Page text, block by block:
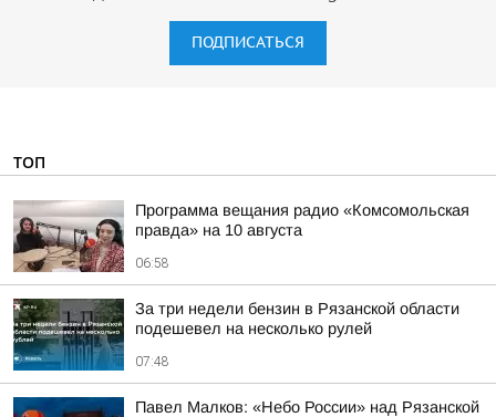
ПОДПИСАТЬСЯ
ТОП
Программа вещания радио «Комсомольская
правда» на 10 августа
06:58
За три недели бензин в Рязанской области
подешевел на несколько рулей
07:48
Павел Малков: «Небо России» над Рязанской